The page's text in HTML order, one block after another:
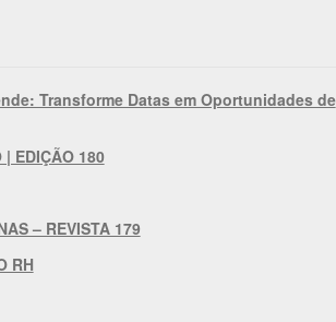
Transforme Datas em Oportunidades de
| EDIÇÃO 180
– REVISTA 179
RH